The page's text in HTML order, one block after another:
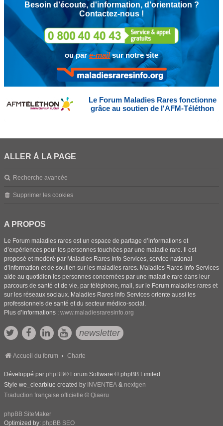
Besoin d'écoute, d'information, d'orientation ?
Contactez-nous !
ou pare-mailsur notre site
Le Forum Maladies Rares fonctionne
grâce au soutien de l'AFM-Téléthon
ALLER À LA PAGE
Recherche avancée
Supprimer les cookies
A PROPOS
Le Forum maladies rares est un espace de partage d’informations et
d’expériences pour les personnes touchées par une maladie rare. Il est
proposé et modéré par Maladies Rares Info Services, service national
d’information et de soutien sur les maladies rares. Maladies Rares Info Services
aide au quotidien les personnes concernées par une maladie rare dans leur
parcours de santé et de vie, par téléphone, mail, sur le Forum maladies rares et
sur les réseaux sociaux. Maladies Rares Info Services oriente aussi les
professionnels de santé et du secteur médico-social.
Plus d’informations : www.maladiesraresinfo.org
newsletter
Accueil du forum Charte
Développé par phpBB® Forum Software © phpBB Limited
Style we_clearblue created by INVENTEA & nextgen
Traduction française officielle © Qiaeru
phpBB SiteMaker
Optimized by: phpBB SEO